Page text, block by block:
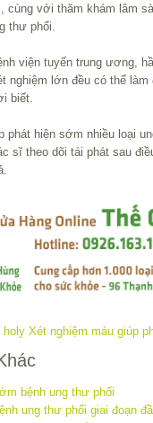
cùng với thăm khám lâm
thư phổi.
viện tuyến trung ương,
nghiệm lớn đều có thể
biết.
phát hiện sớm nhiều loại
sĩ theo dõi tái phát sau
bệnh ung thư phổi
ung thư phổi giai đoạn